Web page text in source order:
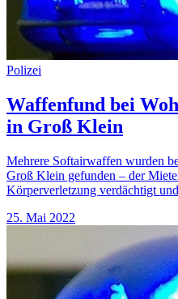
Polizei
Waffenfund bei
in Groß Klein
Mehrere Softairwaffen wurden
Groß Klein gefunden – der
Körperverletzung verdächtigt
25. Mai 2022